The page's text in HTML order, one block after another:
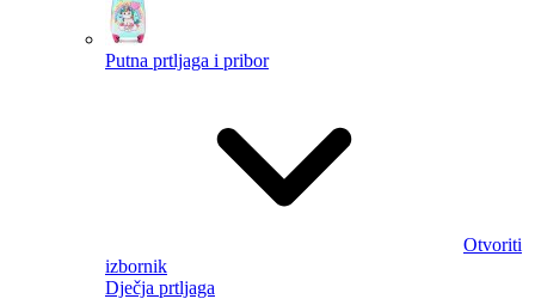
Putna prtljaga i pribor
Otvoriti
izbornik
Dječja prtljaga